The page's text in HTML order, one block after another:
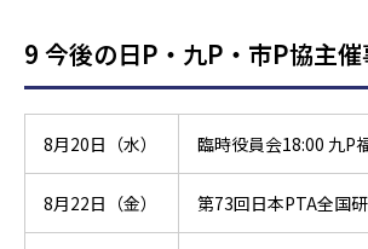
9 今後の日P・九P・市P協主
8月20日（水） 臨時役員会18:00 九P
8月22日（金） 第73回日本PTA全国